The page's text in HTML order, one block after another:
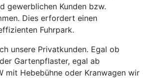
gewerblichen Kunden bzw.
Dies erfordert einen
Fuhrpark.
unsere Privatkunden. Egal ob
Gartenpflaster, egal ab
mit Hebebühne oder Kranwagen wir